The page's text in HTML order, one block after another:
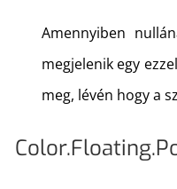
Amennyiben
megjelenik egy
meg, lévén hogy a